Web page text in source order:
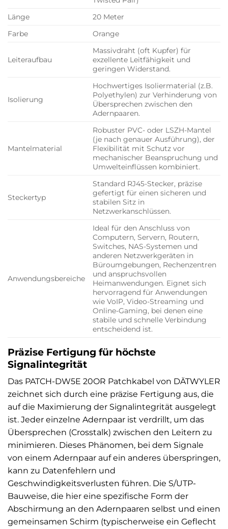
Länge
20 Meter
Farbe
Orange
Leiteraufbau
Massivdraht (oft Kupfer) für
exzellente Leitfähigkeit und
geringen Widerstand.
Isolierung
Hochwertiges Isoliermaterial (z.B.
Polyethylen) zur Verhinderung von
Übersprechen zwischen den
Adernpaaren.
Mantelmaterial
Robuster PVC- oder LSZH-Mantel
(je nach genauer Ausführung), der
Flexibilität mit Schutz vor
mechanischer Beanspruchung und
Umwelteinflüssen kombiniert.
Steckertyp
Standard RJ45-Stecker, präzise
gefertigt für einen sicheren und
stabilen Sitz in
Netzwerkanschlüssen.
Anwendungsbereiche
Ideal für den Anschluss von
Computern, Servern, Routern,
Switches, NAS-Systemen und
anderen Netzwerkgeräten in
Büroumgebungen, Rechenzentren
und anspruchsvollen
Heimanwendungen. Eignet sich
hervorragend für Anwendungen
wie VoIP, Video-Streaming und
Online-Gaming, bei denen eine
stabile und schnelle Verbindung
entscheidend ist.
Präzise Fertigung für höchste
Signalintegrität
Das PATCH-DW5E 20OR Patchkabel von DÄTWYLER
zeichnet sich durch eine präzise Fertigung aus, die
auf die Maximierung der Signalintegrität ausgelegt
ist. Jeder einzelne Adernpaar ist verdrillt, um das
Übersprechen (Crosstalk) zwischen den Leitern zu
minimieren. Dieses Phänomen, bei dem Signale
von einem Adernpaar auf ein anderes überspringen,
kann zu Datenfehlern und
Geschwindigkeitsverlusten führen. Die S/UTP-
Bauweise, die hier eine spezifische Form der
Abschirmung an den Adernpaaren selbst und einen
gemeinsamen Schirm (typischerweise ein Geflecht